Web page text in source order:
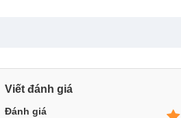
Viết đánh giá
Đánh giá